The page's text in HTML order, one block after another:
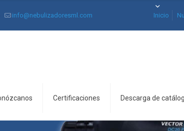
info@nebulizadoresml.com Inicio
Certificaciones Descarga de